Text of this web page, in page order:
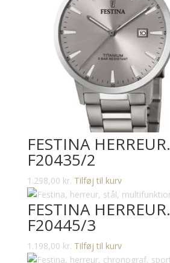
FESTINA HERREUR.
F20435/2
1.298,00 kr. Tilføj til kurv
FESTINA HERREUR.
F20445/3
1.198,00 kr. Tilføj til kurv